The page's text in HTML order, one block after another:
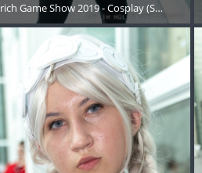
Game Show 2019 - Cosplay (Samstag) -
21. Oktober 2019